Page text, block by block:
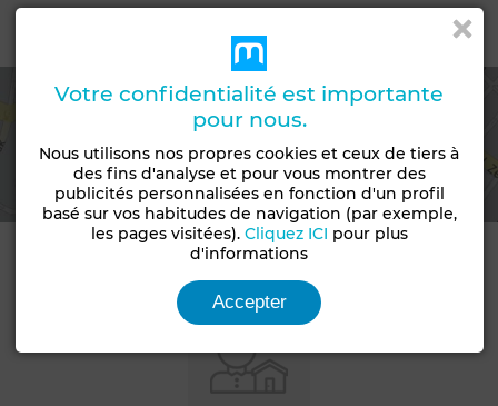
Voir la carte
Informations de contact
Votre confidentialité est importante
pour nous.
Nous utilisons nos propres cookies et ceux de tiers à
des fins d'analyse et pour vous montrer des
publicités personnalisées en fonction d'un profil
basé sur vos habitudes de navigation (par exemple,
les pages visitées). Cliquez ICI pour plus
d'informations
Accepter